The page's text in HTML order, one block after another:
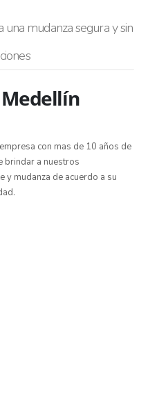
mudanza segura y sin
con mas de 10 años de
brindar a nuestros
y mudanza de acuerdo a su